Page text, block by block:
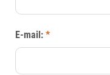
E-mail: *